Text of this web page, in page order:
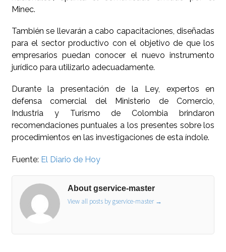
Minec.
También se llevarán a cabo capacitaciones, diseñadas
para el sector productivo con el objetivo de que los
empresarios puedan conocer el nuevo instrumento
jurídico para utilizarlo adecuadamente.
Durante la presentación de la Ley, expertos en
defensa comercial del Ministerio de Comercio,
Industria y Turismo de Colombia brindaron
recomendaciones puntuales a los presentes sobre los
procedimientos en las investigaciones de esta índole.
Fuente: El Diario de Hoy
About gservice-master
View all posts by gservice-master →